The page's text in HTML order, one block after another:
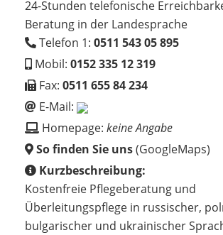
24-Stunden telefonische
Beratung in der Landesprache
Telefon 1: 0511 543 05 895
Mobil: 0152 335 12 319
Fax: 0511 655 84 234
E-Mail:
Homepage: keine Angabe
So finden Sie uns(GoogleMaps)
Kurzbeschreibung:
Kostenfreie Pflegeberatung und
Überleitungspflege in russischer,
bulgarischer und ukrainischer